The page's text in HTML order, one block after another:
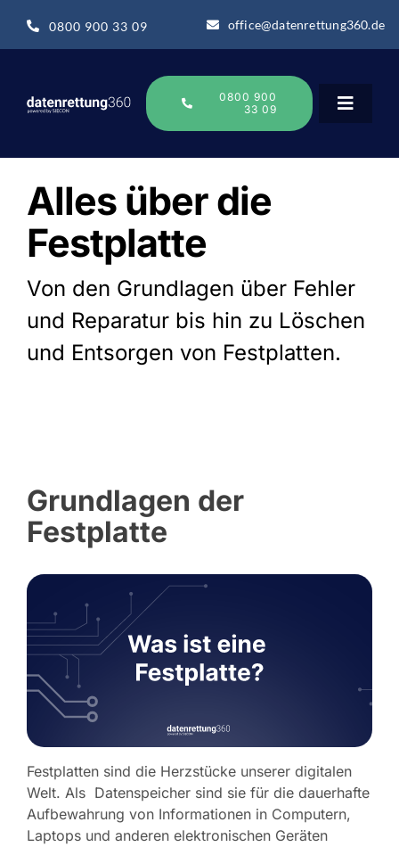
Inhalt
0800 900 33 09 office@datenrettung360.de
Toggle
Datenrettung
Über uns
Datenrettung-Wissen
Online Sofort Analyse
0800 900
33 09
Alles über die
Festplatte
Von den Grundlagen über Fehler
und Reparatur bis hin zu Löschen
und Entsorgen von Festplatten.
Grundlagen der
Festplatte
Festplatten sind die Herzstücke unserer digitalen
Welt. Als Datenspeicher sind sie für die dauerhafte
Aufbewahrung von Informationen in Computern,
Laptops und anderen elektronischen Geräten